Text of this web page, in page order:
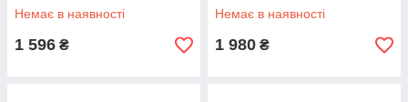
Немає в наявності
1 596 ₴
Немає в наявності
1 980 ₴